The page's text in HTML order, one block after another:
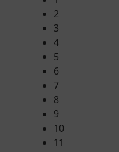
2
3
4
5
6
7
8
9
10
11